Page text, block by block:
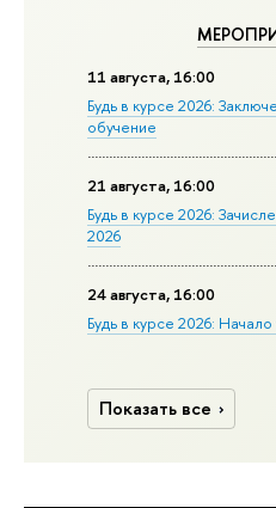
11 августа, 16:00
Будь в курсе 2026:
обучение
21 августа, 16:00
Будь в курсе 2026:
2026
24 августа, 16:00
Будь в курсе 2026:
Показать все